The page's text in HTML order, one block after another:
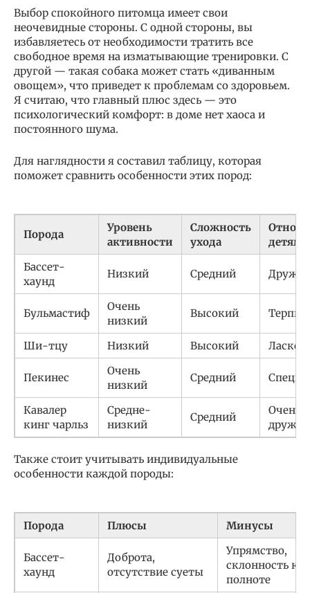
Выбор спокойного питомца имеет свои
неочевидные стороны. С одной стороны, вы
избавляетесь от необходимости тратить все
свободное время на изматывающие тренировки. С
другой — такая собака может стать «диванным
овощем», что приведет к проблемам со здоровьем.
Я считаю, что главный плюс здесь — это
психологический комфорт: в доме нет хаоса и
постоянного шума.
Для наглядности я составил таблицу, которая
поможет сравнить особенности этих пород:
Порода
Уровень
активности
Сложность
ухода
детям
Бассет-
хаунд
Низкий Средний
Бульмастиф
Очень
низкий
Высокий
Ши-тцу Низкий Высокий
Пекинес
Очень
низкий
Средний
Кавалер
кинг чарльз
Средне-
низкий
Средний
Очень
Также стоит учитывать индивидуальные
особенности каждой породы:
Порода Плюсы Минусы
Бассет-
хаунд
Доброта,
отсутствие суеты
Упрямство,
склонность к
полноте